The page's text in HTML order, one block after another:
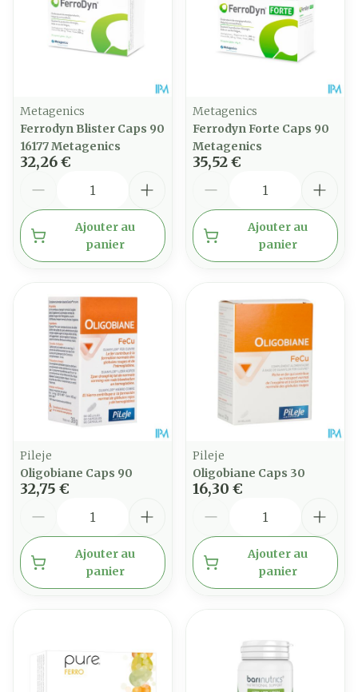
Metagenics
Ferrodyn Blister Caps 90
16177 Metagenics
32,26 €
Ajouter au
panier
Metagenics
Ferrodyn Forte Caps 90
Metagenics
35,52 €
Ajouter au
panier
Pileje
Oligobiane Caps 90
32,75 €
Ajouter au
panier
Pileje
Oligobiane Caps 30
16,30 €
Ajouter au
panier